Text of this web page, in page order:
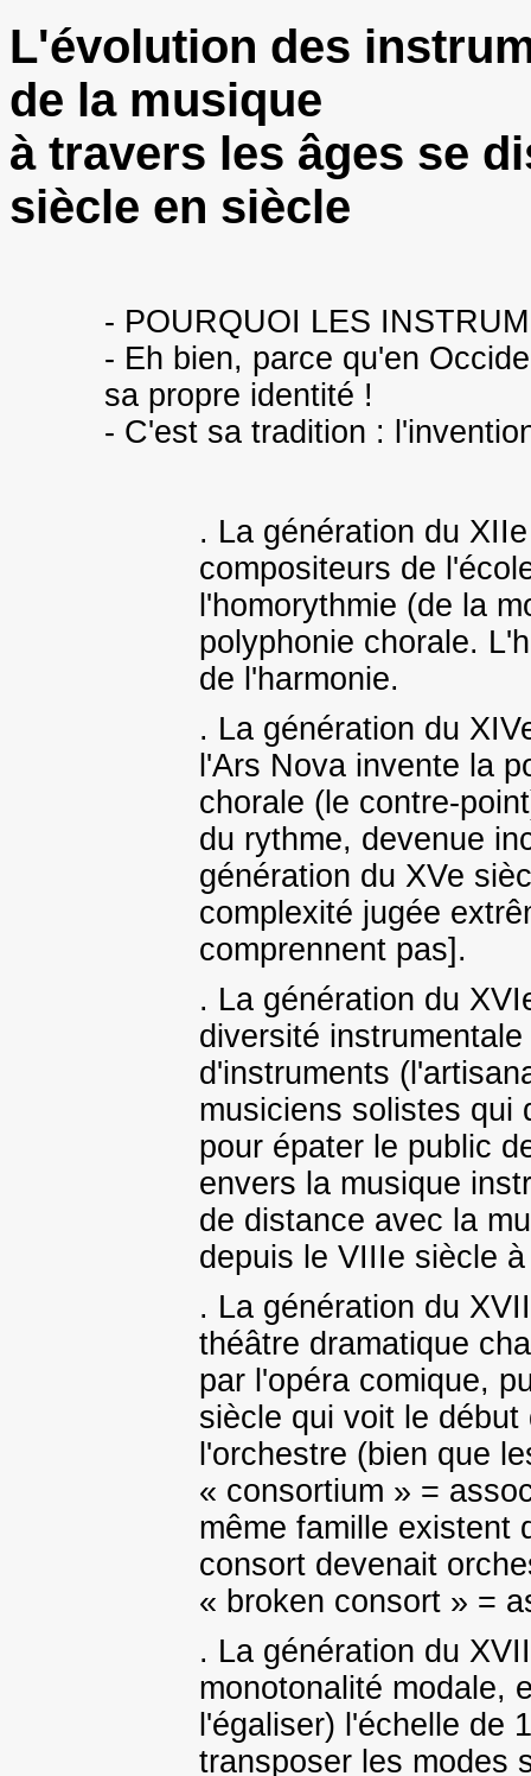
L'évolution des
de la musique
à travers les âges se
siècle en siècle
- POURQUOI LES
- Eh bien, parce qu'en
sa propre identité !
- C'est sa tradition :
. La génération du
compositeurs de
l'homorythmie (de la
polyphonie chorale.
de l'harmonie.
. La génération du
l'Ars Nova invente la
chorale (le contre-
du rythme, devenue
génération du XVe
complexité jugée
comprennent pas].
. La génération du
diversité
d'instruments
musiciens solistes qui
pour épater le public
envers la musique
de distance avec la
depuis le VIIIe siècle
. La génération du
théâtre dramatique
par l'opéra comique,
siècle qui voit le
l'orchestre (bien que
« consortium » =
même famille existent
consort devenait
« broken consort » =
. La génération du
monotonalité modale,
l'égaliser) l'échelle de
transposer les modes